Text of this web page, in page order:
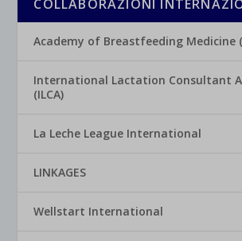
COLLABORAZIONI
Academy of Breastfeeding Medicine
International Lactation Consultant
(ILCA)
La Leche League International
LINKAGES
Wellstart International